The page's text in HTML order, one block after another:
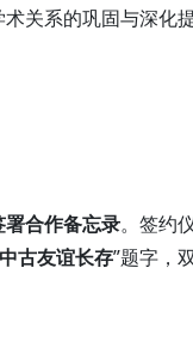
关系的巩固与深化
署合作备忘录。签约
中古友谊长存”题字，双